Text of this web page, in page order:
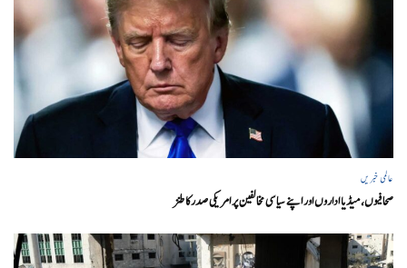
عالمی خبریں
صحافیوں، میڈیا اداروں اور اپنے سیاسی مخالفین پر امریکی صدرکا طنز